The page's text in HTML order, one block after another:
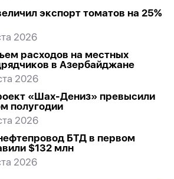
экспорт томатов на 25%
2026
расходов на местных
в Азербайджане
2026
«Шах-Дениз» превысили
полугодии
2026
БТД в первом
$132 млн
2026